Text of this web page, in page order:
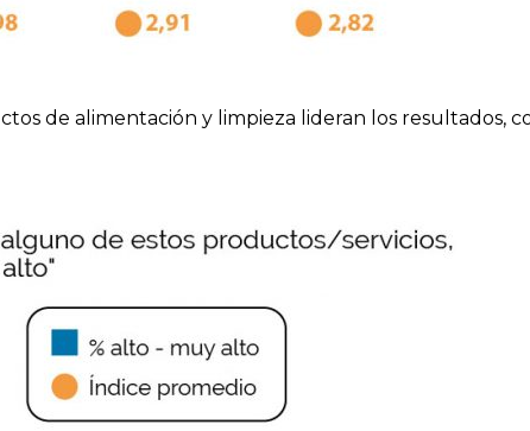
de alimentación y limpieza lideran los resultados,